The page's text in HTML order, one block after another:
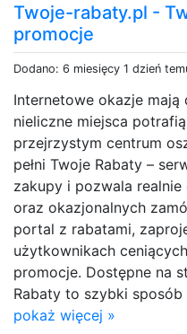
Twoje-rabaty.pl -
promocje
Dodano: 6 miesięcy 1 dzień
Internetowe okazje
nieliczne miejsca
przejrzystym centrum
pełni Twoje Rabaty –
zakupy i pozwala
oraz okazjonalnych
portal z rabatami,
użytkownikach
promocje. Dostępne na
Rabaty to szybki
pokaż więcej »